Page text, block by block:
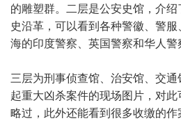
的雕塑群。二层是公安史馆，介
史沿革，可以看到各种警徽、警
海的印度警察、英国警察和华人警
三层为刑事侦查馆、治安馆、交
起重大凶杀案件的现场图片，对
略过，此外还能看到很多收缴的